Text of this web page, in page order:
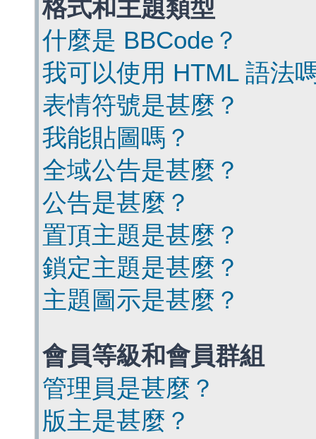
格式和主題類型
什麼是 BBCode？
我可以使用 HTML 語法
表情符號是甚麼？
我能貼圖嗎？
全域公告是甚麼？
公告是甚麼？
置頂主題是甚麼？
鎖定主題是甚麼？
主題圖示是甚麼？
會員等級和會員群組
管理員是甚麼？
版主是甚麼？